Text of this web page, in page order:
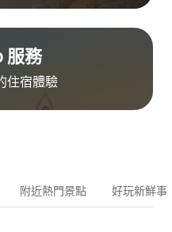
服務
住⁠宿⁠體⁠驗
附近熱門景點 好玩新鮮事